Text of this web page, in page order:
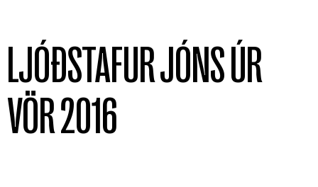
LJÓÐSTAFUR JÓNS ÚR
VÖR 2016